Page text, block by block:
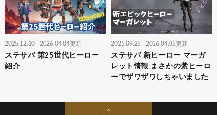
2025.12.10 2026.04.04更新
ステサバ 第25世代ヒーロー
紹介
2025.09.25 2026.04.05更新
ステサバ 新ヒーロー マーガ
レット情報 まさかの紫ヒーロ
ーでザワザワしちゃいました